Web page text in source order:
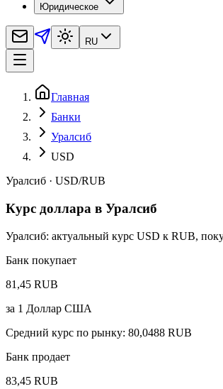
Юридическое
RU
Главная
Банки
Уралсиб
USD
Уралсиб · USD/RUB
Курс доллара в Уралсиб
Уралсиб: актуальный курс USD к RUB,
Банк покупает
81,45 RUB
за 1 Доллар США
Средний курс по рынку: 80,0488 RUB
Банк продает
83,45 RUB